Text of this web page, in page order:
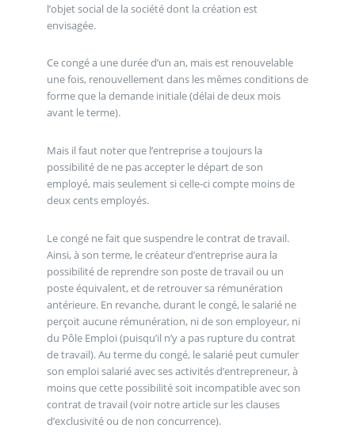
l’objet social de la société dont la création est
envisagée.
Ce congé a une durée d’un an, mais est renouvelable
une fois, renouvellement dans les mêmes conditions de
forme que la demande initiale (délai de deux mois
avant le terme).
Mais il faut noter que l’entreprise a toujours la
possibilité de ne pas accepter le départ de son
employé, mais seulement si celle-ci compte moins de
deux cents employés.
Le congé ne fait que suspendre le contrat de travail.
Ainsi, à son terme, le créateur d’entreprise aura la
possibilité de reprendre son poste de travail ou un
poste équivalent, et de retrouver sa rémunération
antérieure. En revanche, durant le congé, le salarié ne
perçoit aucune rémunération, ni de son employeur, ni
du Pôle Emploi (puisqu’il n’y a pas rupture du contrat
de travail). Au terme du congé, le salarié peut cumuler
son emploi salarié avec ses activités d’entrepreneur, à
moins que cette possibilité soit incompatible avec son
contrat de travail (voir notre article sur les clauses
d’exclusivité ou de non concurrence).